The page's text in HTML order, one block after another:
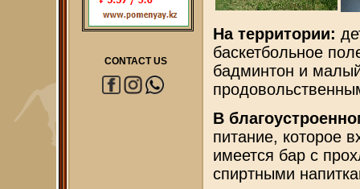
CONTACT US
На территории:
баскетбольное
бадминтон и
В
питание, которое
имеется бар с
спиртными